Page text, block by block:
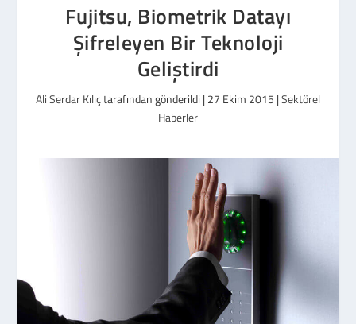
Fujitsu, Biometrik Datayı
Şifreleyen Bir Teknoloji
Geliştirdi
Ali Serdar Kılıçtarafından gönderildi |27 Ekim 2015 |Sektörel
Haberler